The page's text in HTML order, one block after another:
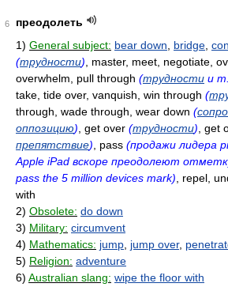
6
преодолеть
1) General subject: bear down bridge
(трудности) , master, meet, negotiate,
overwhelm, pull through (трудности и
take, tide over, vanquish, win through (
through, wade through, wear down (
оппозицию) , get over (трудности) , get
препятствие) , pass (продажи лидера
Apple iPad вскоре преодолеют
pass the 5 million devices mark) , repel,
with
2) Obsolete: do down
3) Military: circumvent
4) Mathematics: jump jump over,
5) Religion: adventure
6) Australian slang: wipe the floor with